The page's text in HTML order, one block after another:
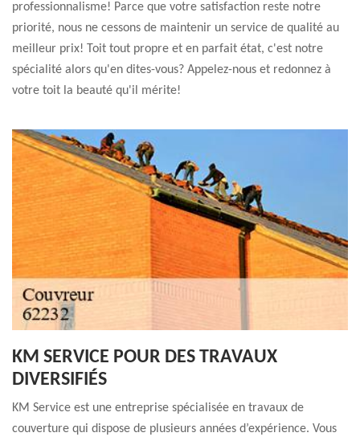
professionnalisme! Parce que votre satisfaction reste notre
priorité, nous ne cessons de maintenir un service de qualité au
meilleur prix! Toit tout propre et en parfait état, c'est notre
spécialité alors qu'en dites-vous? Appelez-nous et redonnez à
votre toit la beauté qu'il mérite!
KM SERVICE POUR DES TRAVAUX
DIVERSIFIÉS
KM Service est une entreprise spécialisée en travaux de
couverture qui dispose de plusieurs années d’expérience. Vous